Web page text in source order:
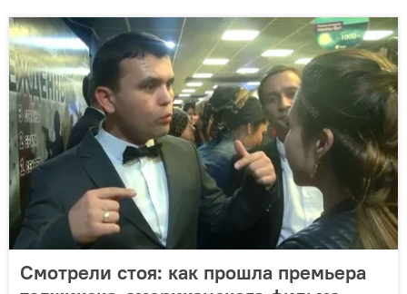
Смотрели стоя: как прошла премьера